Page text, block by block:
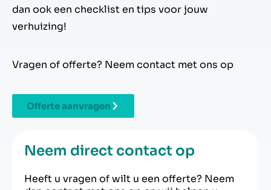
dan ook een checklist en tips voor jouw
verhuizing!
Vragen of offerte? Neem contact met ons op
Offerte aanvragen
Neem direct contact op
Heeft u vragen of wilt u een offerte? Neem